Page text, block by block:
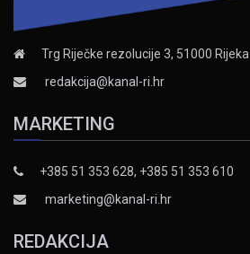
Trg Riječke rezolucije 3, 51000 Rijeka
redakcija@kanal-ri.hr
MARKETING
+385 51 353 628, +385 51 353 610
marketing@kanal-ri.hr
REDAKCIJA